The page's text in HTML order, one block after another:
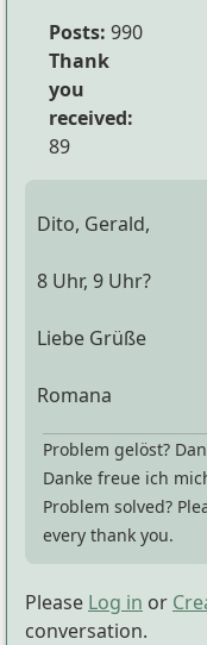
Posts: 990
Thank
you
received:
89
Dito, Gerald,
8 Uhr, 9 Uhr?
Liebe Grüße
Romana
Problem gelöst?
Danke freue ich
Problem solved?
every thank you.
Please Log in or
conversation.